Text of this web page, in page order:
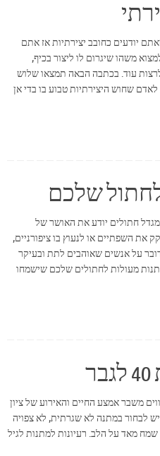
יודעים כחובב יצירתיות אז אתם
משהו שיגרום לו ליצור בכיף,
לרצות עוד. בכתבה הבאה תמצאו שלוש
שחוש היצירתיות טבוע בו בדי אן
חתולים יודע את האושר של
את השפתיים או לנעוץ בו ציפורניים,
על אנשים שאוהבים לתת ובעיקר
שלהם. בכתבה הבאה תמצאו 3 מתנות מעולות לחתולים שלכם שישמחו
חווים משבר אמצע החיים והאירוע של ציון
לבחור במתנה לא שגרתית, לא צפויה
מאד על הלב. רעיונות למתנות לגיל